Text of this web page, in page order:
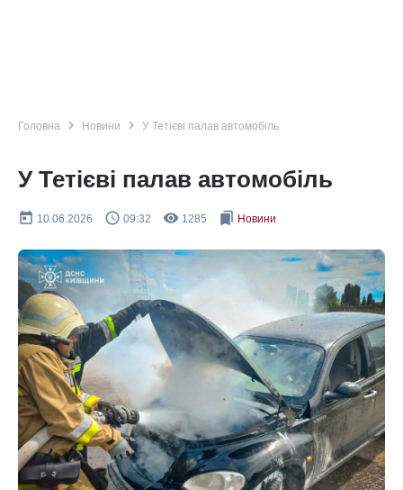
Головна navigate_next Новини navigate_next У Тетієві палав автомобіль
У Тетієві палав автомобіль
today 10.06.2026 query_builder 09:32 remove_red_eye 1285 bookmarks Новини